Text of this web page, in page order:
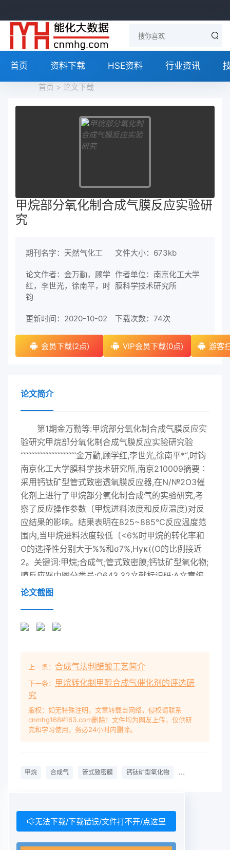
首页 资料下载 HSE资料 行业资讯
首页 > 论文下载
甲烷部分氧化制合成气膜反应实验研
究
期刊名字：天然气化工 文件大小：673kb
论文作者：金万勤，顾学
红，李世光，徐南平，时
钧
作者单位：南京化工大学
膜科学技术研究所
更新时间：2020-10-02 下载次数： 74次
会员下载(2点) VIP会员下载(0点) 游客
论文简介
第1期金万勤等:甲烷部分氧化制合成气膜反应实
验研究甲烷部分氧化制合成气膜反应实验研究验
““““““““““““““““““金万勤,顾学红,李世光,徐南平*“,时钧
南京化工大学膜科学技术研究所,南京210009摘要∶
采用钙钛矿型管式致密透氧膜反应器,在N/№2O3催
化剂上进行了甲烷部分氧化制合成气的实验研究,考
察了反应操作参数〔甲烷进料浓度和反应温度)对反
应结果的影响。结果表明在825~885℃反应温度范
围内,当甲烷进料浓度较低〔<6%时甲烷的转化率和
O的选择性分别大于%%和σ7%,Hyκ((O的比例接近
2。关键词:甲烷;合成气;管式致密膜;钙钛矿型氧化物;
膜反应器中图分类号:O643.32文献标识码:A文章编
号:1001-921920001.01.030前言分。目前空分一般
之后的第三大能难以工业化的主要原因。源,将成为
的主要成分是甲烷,受关江56,尤其是致密透氧膜反应
器78],由甲烷性质稳定,深加工难度大,难以直接利
用。于在高温空气中的氧可通过致密透氧膜扩散到膜
天然气田大多位于边远地区,气体运输成本高、的另
一侧与反应物反应,实现了空分与反应同时危险性大,
采用通常的液化法能耗较高。因此,进行,为甲烷部分
研究基本限于片状膜之一,引起当今学术界的广泛兴
前一大技术难题。本文采用钙钛矿型重整,由于该法
是强吸热过程,需在加压(1.5LAa06Sm4Co.2FeO3管
式致密透氧膜反应器,3.0MPa)和高温(85090℃)条
论文截图
上一条： 合成气法制醋酸工艺简介
下一条：
甲烷转化制甲醇合成气催化剂的评选研
究
版权：如无特殊注明，文章转载自网络，侵权请联系
cnmhg168#163.com删除！文件均为网友上传，仅供研
究和学习使用，务必24小时内删除。
甲烷 合成气 管式致密膜 钙钛矿型氧化物 膜反应器
无法下载/下载错误/文件打不开/点这里